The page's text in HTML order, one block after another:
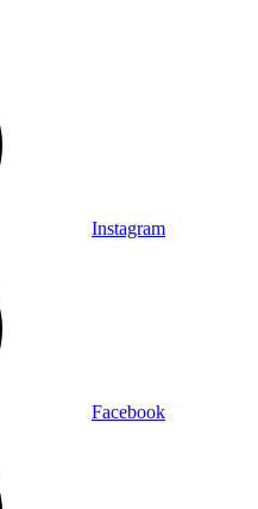
Instagram
Facebook